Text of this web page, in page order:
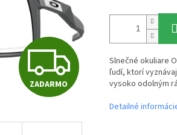
Z
A
ZADARMO
Slnečné okuliare
ľudí, ktorí
vysoko odolným
Detailné